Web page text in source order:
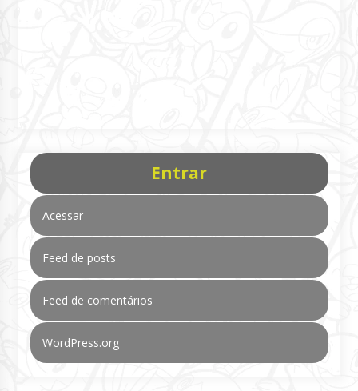
Entrar
Acessar
Feed de posts
Feed de comentários
WordPress.org